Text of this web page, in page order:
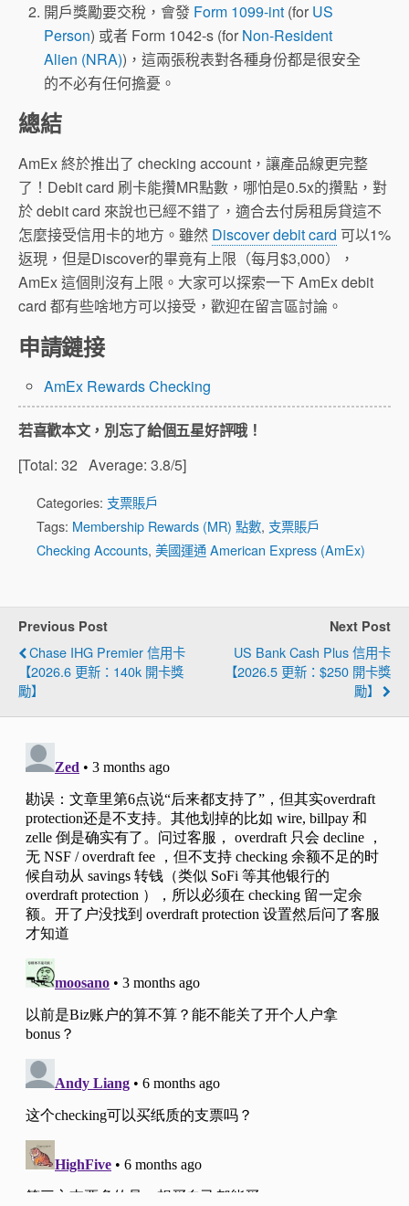
開戶獎勵要交稅，會發 Form 1099-int (for US
Person) 或者 Form 1042-s (for Non-Resident
Alien (NRA))，這兩張稅表對各種身份都是很安全
的不必有任何擔憂。
總結
AmEx 終於推出了 checking account，讓產品線更完整
了！Debit card 刷卡能攢MR點數，哪怕是0.5x的攢點，對
於 debit card 來說也已經不錯了，適合去付房租房貸這不
怎麼接受信用卡的地方。雖然 Discover debit card 可以1%
返現，但是Discover的畢竟有上限（每月$3,000），
AmEx 這個則沒有上限。大家可以探索一下 AmEx debit
card 都有些啥地方可以接受，歡迎在留言區討論。
申請鏈接
AmEx Rewards Checking
若喜歡本文，別忘了給個五星好評哦！
[Total: 32 Average: 3.8/5]
Categories: 支票賬戶
Tags: Membership Rewards (MR) 點數, 支票賬戶
Checking Accounts, 美國運通 American Express (AmEx)
Previous Post
Chase IHG Premier 信用卡
【2026.6 更新：140k 開卡獎
勵】
Next Post
US Bank Cash Plus 信用卡
【2026.5 更新：$250 開卡獎
勵】